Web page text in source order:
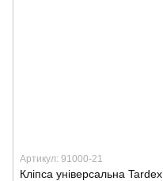
Артикул: 91000-21
Кліпса універсальна Tardex